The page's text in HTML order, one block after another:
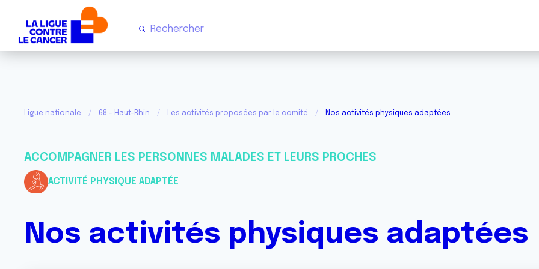
Ligue nationale 68 - Haut-Rhin Les activités proposées par le comité Nos activités physiques adaptées
ACCOMPAGNER LES PERSONNES MALADES ET LEURS PROCHES
ACTIVITÉ PHYSIQUE ADAPTÉE
Nos activités physiques adaptées